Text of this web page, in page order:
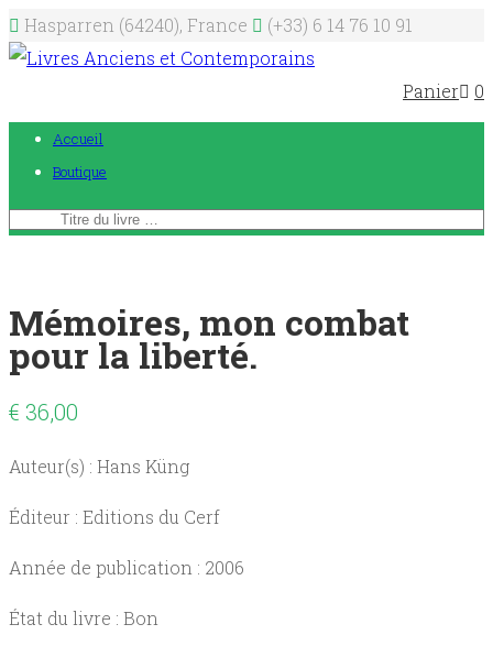
Hasparren (64240), France (+33) 6 14 76 10 91
Panier 0
Accueil
Boutique
Mémoires, mon combat
pour la liberté.
€ 36,00
Auteur(s) : Hans Küng
Éditeur : Editions du Cerf
Année de publication : 2006
État du livre : Bon